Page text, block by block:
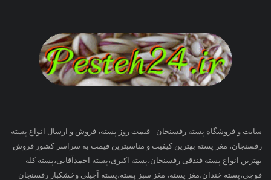
سایت و فروشگاه پسته رفسنجان - قیمت روز پسته، فروش و ارسال انواع پسته
رفسنجان، مغز پسته بهترین کیفیت و مناسبترین قیمت به سراسر کشور فروش
بهترین انواع پسته فندقی رفسنجان،پسته اکبری،پسته احمدآقایی،پسته کله
قوچی،پسته خندان،مغز پسته، مغز سبز پسته،پسته آجیلی وخشکبار رفسنجان